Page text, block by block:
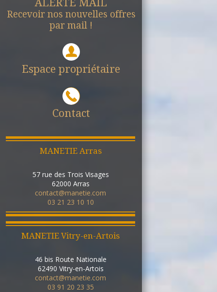
ALERTE MAIL
Recevoir nos nouvelles offres
par mail !
Espace propriétaire
Contact
MANETIE Arras
57 rue des Trois Visages
62000 Arras
contact@manetie.com
03 21 23 10 10
MANETIE Vitry-en-Artois
46 bis Route Nationale
62490 Vitry-en-Artois
contact@manetie.com
03 91 20 23 35